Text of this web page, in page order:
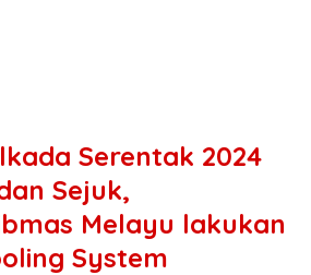
Serentak 2024
Sejuk,
Melayu lakukan
System